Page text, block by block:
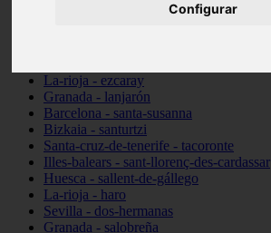
Configurar
Valladolid - fuensaldaña
La-rioja - ezcaray
Granada - lanjarón
Barcelona - santa-susanna
Bizkaia - santurtzi
Santa-cruz-de-tenerife - tacoronte
Illes-balears - sant-llorenç-des-cardassar
Huesca - sallent-de-gállego
La-rioja - haro
Sevilla - dos-hermanas
Granada - salobreña